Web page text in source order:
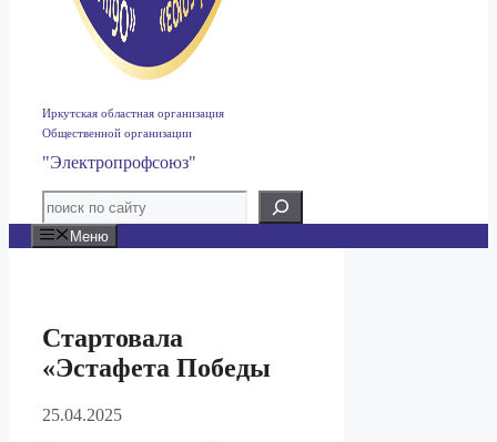
Иркутская областная организация
Общественной организации
"Электропрофсоюз"
Меню
Стартовала
«Эстафета Победы
25.04.2025